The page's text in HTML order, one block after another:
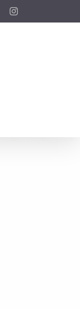
FacebookInstagram